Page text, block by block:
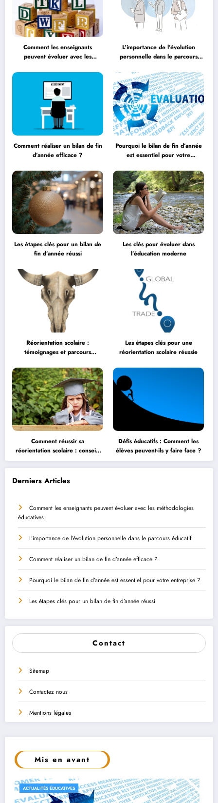
Comment les enseignants
peuvent évoluer avec les
L’importance de l’évolution
personnelle dans le parcours
Comment réaliser un bilan de fin
d’année efficace ?
Pourquoi le bilan de fin d’année
est essentiel pour votre
Les étapes clés pour un bilan de
fin d’année réussi
Les clés pour évoluer dans
l’éducation moderne
Réorientation scolaire :
témoignages et parcours
Les étapes clés pour une
réorientation scolaire réussie
Comment réussir sa
réorientation scolaire : conseils
et astuces
Défis éducatifs : Comment les
élèves peuvent-ils y faire face ?
Derniers Articles
Comment les enseignants peuvent évoluer avec les méthodologies
éducatives
L’importance de l’évolution personnelle dans le parcours éducatif
Comment réaliser un bilan de fin d’année efficace ?
Pourquoi le bilan de fin d’année est essentiel pour votre entreprise ?
Les étapes clés pour un bilan de fin d’année réussi
Contact
Sitemap
Contactez nous
Mentions légales
Mis en avant
CONSEILS ET ASTUCES